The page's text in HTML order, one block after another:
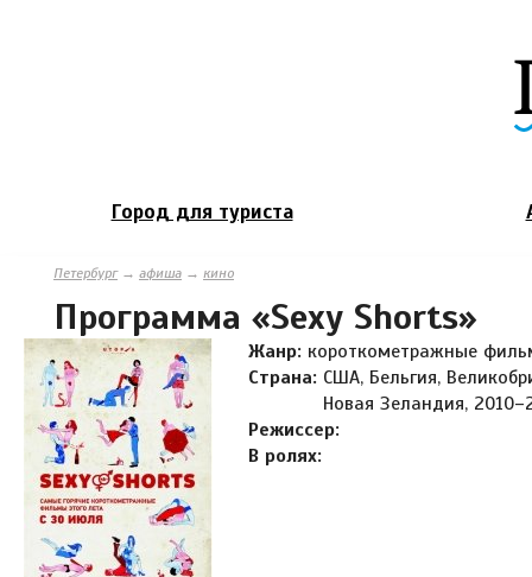
Город для туриста
Петербург→ афиша → кино
Программа «Sexy Shorts»
Жанр: короткометражные
Страна: США, Бельгия,
Новая Зеландия,
Режиссер:
В ролях: